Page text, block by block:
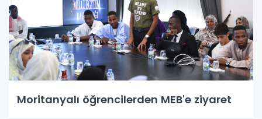
Moritanyalı öğrencilerden MEB'e ziyaret